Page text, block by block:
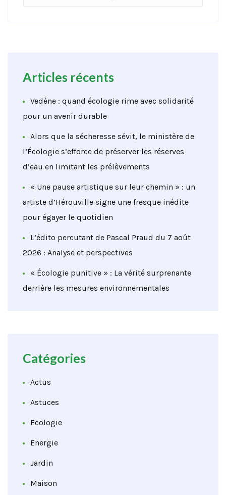
Articles récents
Vedène : quand écologie rime avec solidarité
pour un avenir durable
Alors que la sécheresse sévit, le ministère de
l’Écologie s’efforce de préserver les réserves
d’eau en limitant les prélèvements
« Une pause artistique sur leur chemin » : un
artiste d’Hérouville signe une fresque inédite
pour égayer le quotidien
L’édito percutant de Pascal Praud du 7 août
2026 : Analyse et perspectives
« Écologie punitive » : La vérité surprenante
derrière les mesures environnementales
Catégories
Actus
Astuces
Ecologie
Energie
Jardin
Maison